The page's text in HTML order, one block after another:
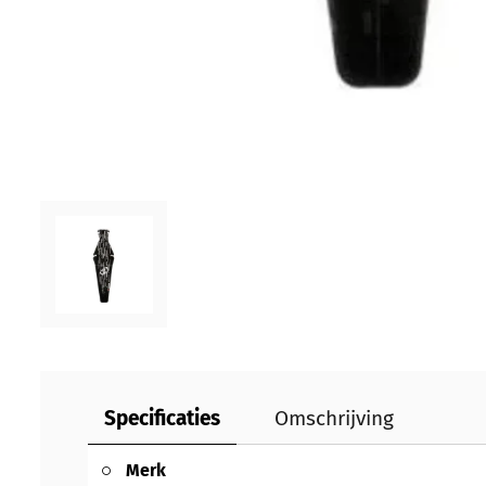
Specificaties Omschrijving
Merk